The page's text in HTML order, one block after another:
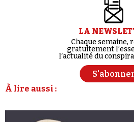
LA
Chaque semaine,
gratuitement
l’actualité du
À lire aussi :